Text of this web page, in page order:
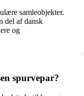
samleobjekter.
del af dansk
og
spurvepar?